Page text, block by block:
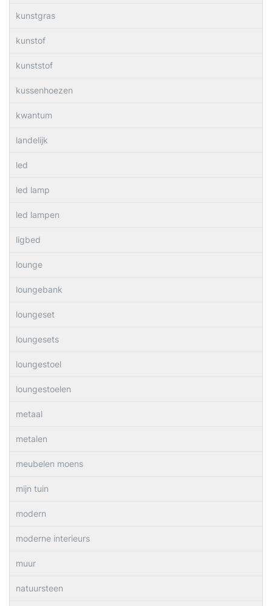
kunstgras
kunstof
kunststof
kussenhoezen
kwantum
landelijk
led
led lamp
led lampen
ligbed
lounge
loungebank
loungeset
loungesets
loungestoel
loungestoelen
metaal
metalen
meubelen moens
mijn tuin
modern
moderne interieurs
muur
natuursteen